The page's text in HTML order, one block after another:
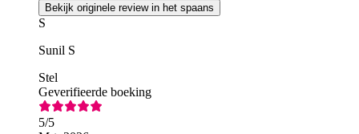
Bekijk originele review in het spaans
S
Sunil S
Stel
Geverifieerde boeking
5/5